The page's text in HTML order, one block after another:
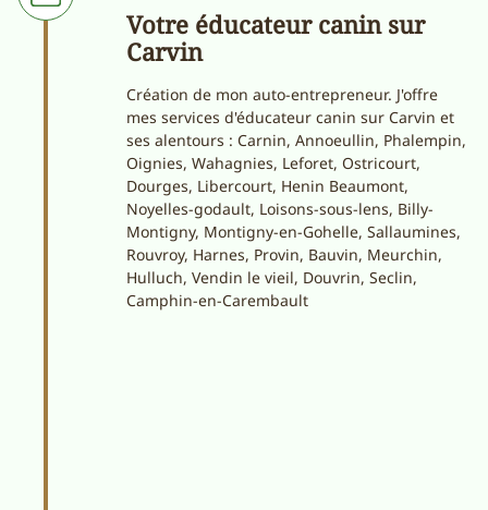
Votre éducateur canin sur
Carvin
Création de mon auto-entrepreneur. J'offre
mes services d'éducateur canin sur Carvin et
ses alentours : Carnin, Annoeullin, Phalempin,
Oignies, Wahagnies, Leforet, Ostricourt,
Dourges, Libercourt, Henin Beaumont,
Noyelles-godault, Loisons-sous-lens, Billy-
Montigny, Montigny-en-Gohelle, Sallaumines,
Rouvroy, Harnes, Provin, Bauvin, Meurchin,
Hulluch, Vendin le vieil, Douvrin, Seclin,
Camphin-en-Carembault